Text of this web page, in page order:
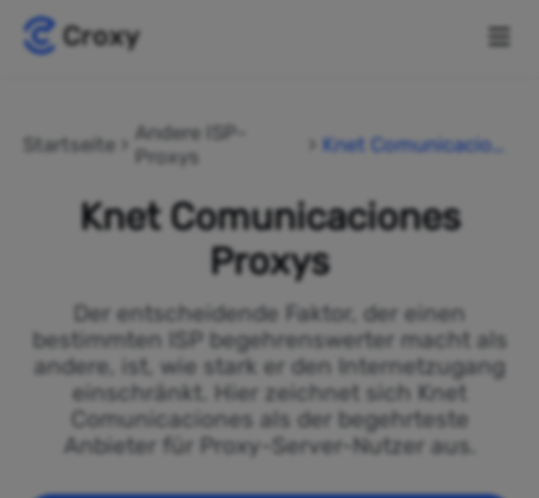
Startseite
Andere ISP-
Proxys
Knet Comunicacione
Knet Comunicaciones
Proxys
Der entscheidende Faktor, der einen
bestimmten ISP begehrenswerter macht als
andere, ist, wie stark er den Internetzugang
einschränkt. Hier zeichnet sich Knet
Comunicaciones als der begehrteste
Anbieter für Proxy-Server-Nutzer aus.